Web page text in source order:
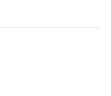
דיגיטלי